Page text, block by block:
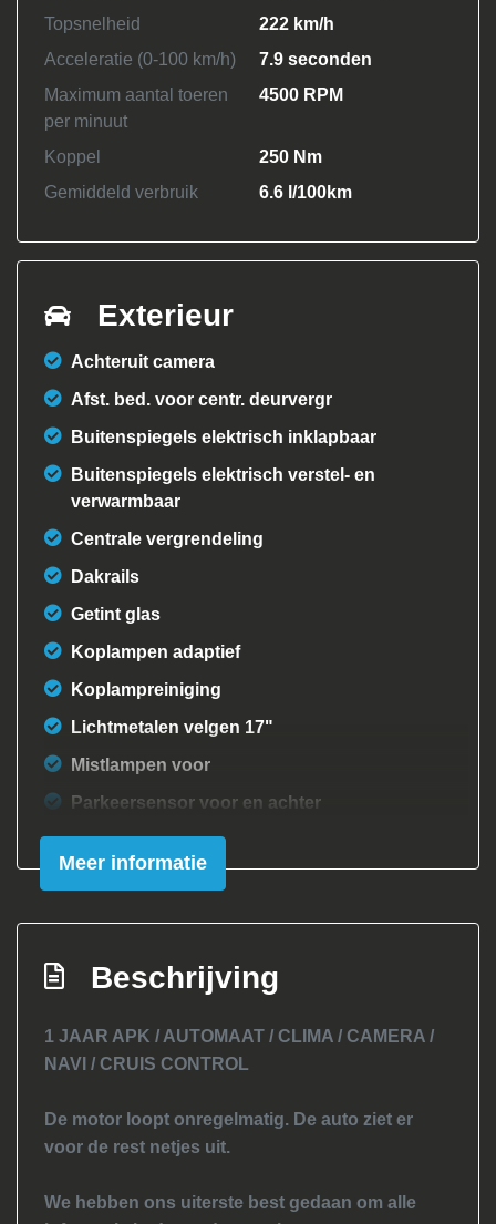
Topsnelheid
222 km/h
Acceleratie (0-100 km/h)
7.9 seconden
Maximum aantal toeren
per minuut
4500 RPM
Koppel
250 Nm
Gemiddeld verbruik
6.6 l/100km
Exterieur
Achteruit camera
Afst. bed. voor centr. deurvergr
Buitenspiegels elektrisch inklapbaar
Buitenspiegels elektrisch verstel- en
verwarmbaar
Centrale vergrendeling
Dakrails
Getint glas
Koplampen adaptief
Koplampreiniging
Lichtmetalen velgen 17"
Mistlampen voor
Parkeersensor voor en achter
Sportvelgen
Interieur
Achterbank in delen neerklapbaar
Elektrische ramen achter
Elektrische ramen voor
Hoofdsteunen anti-whiplash
Meer informatie
Beschrijving
1 JAAR APK / AUTOMAAT / CLIMA / CAMERA /
NAVI / CRUIS CONTROL
De motor loopt onregelmatig. De auto ziet er
voor de rest netjes uit.
We hebben ons uiterste best gedaan om alle